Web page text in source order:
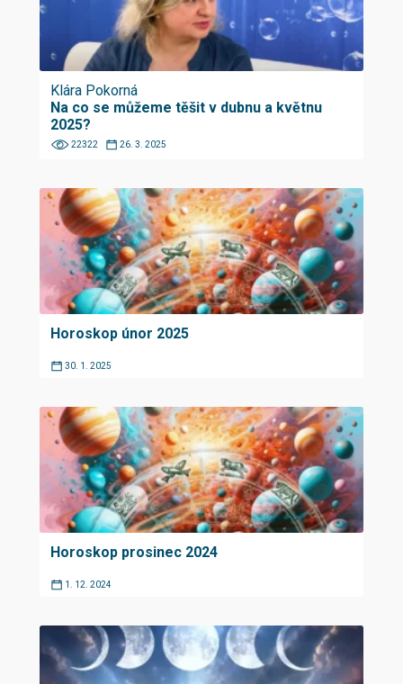
Klára Pokorná
Na co se můžeme těšit v dubnu a květnu
2025?
22322 26. 3. 2025
Horoskop únor 2025
30. 1. 2025
Horoskop prosinec 2024
1. 12. 2024